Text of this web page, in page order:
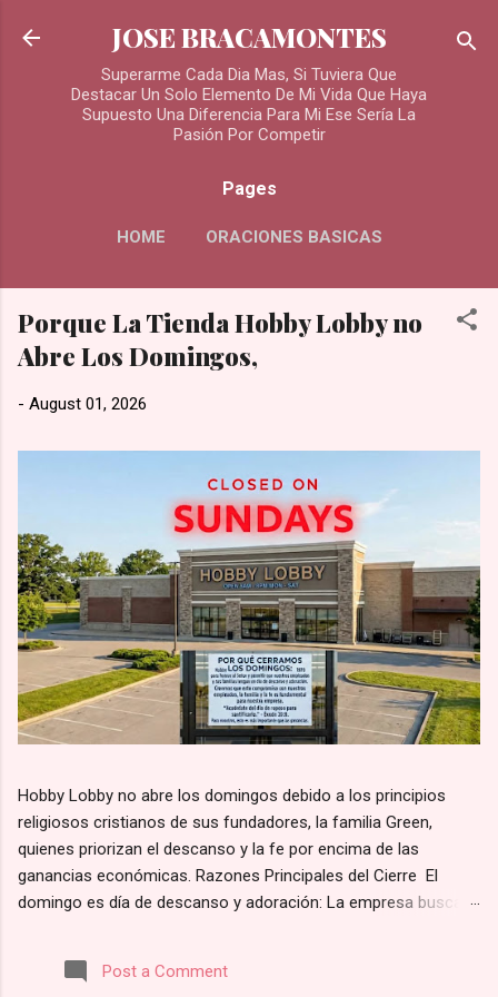
Skip to main content
JOSE BRACAMONTES
Superarme Cada Dia Mas, Si Tuviera Que
Destacar Un Solo Elemento De Mi Vida Que Haya
Supuesto Una Diferencia Para Mi Ese Sería La
Pasión Por Competir
Pages
HOME ORACIONES BASICAS
MORE…
ORACIONES PARA LOS DIFUNTOS
Porque La Tienda Hobby Lobby no
Abre Los Domingos,
- August 01, 2026
Hobby Lobby no abre los domingos debido a los principios
religiosos cristianos de sus fundadores, la familia Green,
quienes priorizan el descanso y la fe por encima de las
ganancias económicas. Razones Principales del Cierre El
domingo es día de descanso y adoración: La empresa busca
Según su página web, la razón por la que Hobby Lobby cierra
los domingos es para “darles a nuestros empleados y clientes
Post a Comment